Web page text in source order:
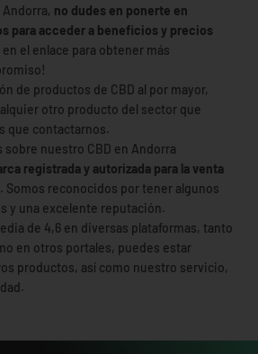
no dudes en ponerte en
para acceder a beneficios y precios
en el enlace para obtener más
de productos de CBD al por mayor,
otro producto del sector que
que contactarnos.
nuestro CBD en Andorra
registrada y autorizada para la venta
. Somos reconocidos por tener algunos
y una excelente reputación.
de 4,6 en diversas plataformas, tanto
en otros portales, puedes estar
productos, así como nuestro servicio,